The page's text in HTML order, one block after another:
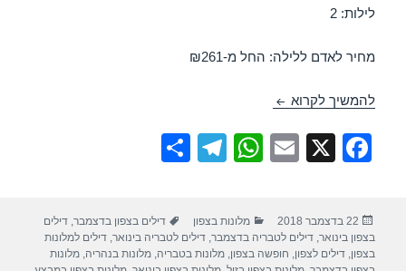
לילות: 2
מחיר לאדם ללילה: החל מ-₪261
להמשיך לקרוא חופשה במלון לייק האוס – טבריה – 25/12/2018
F
e
b
X
E
W
s
A
T
gr
a
e
פורסם
בתאריך
22 בדצמבר 2018 קטגוריות
מלונות בצפון תגיות
דילים בצפון בדצמבר,דילים
בצפון בינואר,דילים לטבריה בדצמבר,דילים לטבריה בינואר,דילים למלונות
בצפון,דילים לצפון, חופשה בצפון,מלונות בטבריה,מלונות בנהריה,מלונות